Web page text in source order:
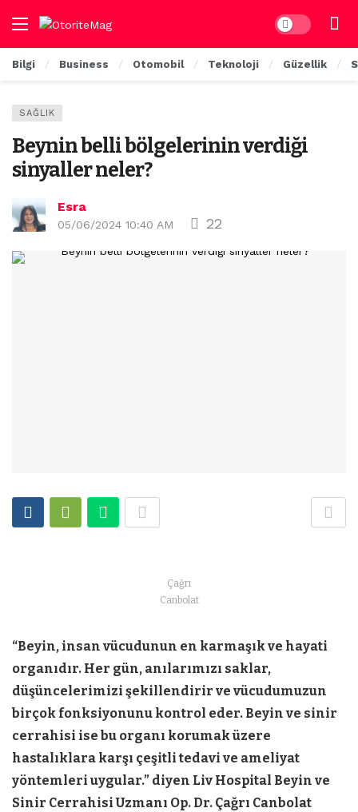
Dark mode
Bilgi Business Otomobil Teknoloji Güzellik
SAĞLIK
Beynin belli bölgelerinin verdiği
sinyaller neler?
Esra
05/06/2024 10:40 AM 22
Çağrı
Canbolat
“Beyin, insan vücudunun en karmaşık ve hayati
organıdır. Her gün, anılarımızı saklar,
düşüncelerimizi şekillendirir ve vücudumuzun
birçok fonksiyonunu kontrol eder. Beyin ve sinir
cerrahisi ise bu organı korumak üzere
hastalıklara karşı çeşitli tedavi ve ameliyat
yöntemleri uygular.” diyen Liv Hospital Beyin ve
Sinir Cerrahisi Uzmanı Op. Dr. Çağrı Canbolat